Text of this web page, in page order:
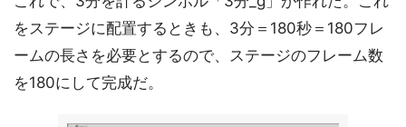
をステージに配置するときも、3分＝180秒＝180フレ
ームの長さを必要とするので、ステージのフレーム数
を180にして完成だ。